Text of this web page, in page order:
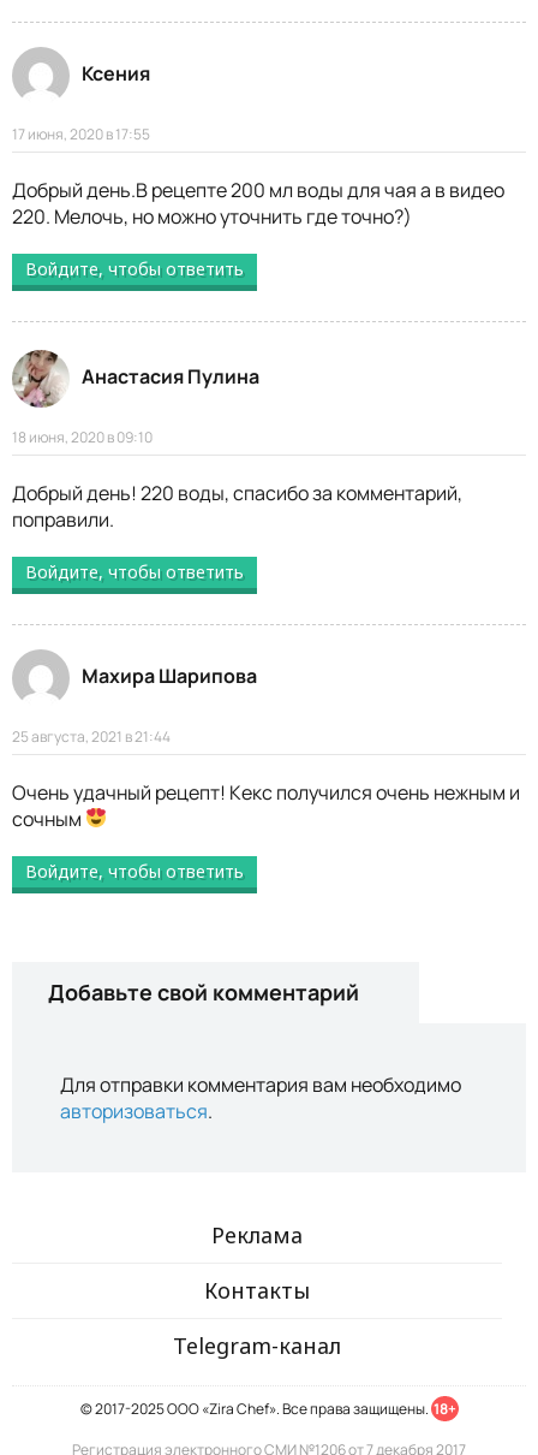
Ксения
17 июня, 2020 в 17:55
Добрый день.В рецепте 200 мл воды для чая а в видео
220. Мелочь, но можно уточнить где точно?)
Войдите, чтобы ответить
Анастасия Пулина
18 июня, 2020 в 09:10
Добрый день! 220 воды, спасибо за комментарий,
поправили.
Войдите, чтобы ответить
Махира Шарипова
25 августа, 2021 в 21:44
Очень удачный рецепт! Кекс получился очень нежным и
сочным
Войдите, чтобы ответить
Добавьте свой комментарий
Для отправки комментария вам необходимо
авторизоваться.
Реклама
Контакты
Telegram-канал
© 2017-2025 ООО «Zira Chef». Все права защищены. 18+
Регистрация электронного СМИ №1206 от 7 декабря 2017